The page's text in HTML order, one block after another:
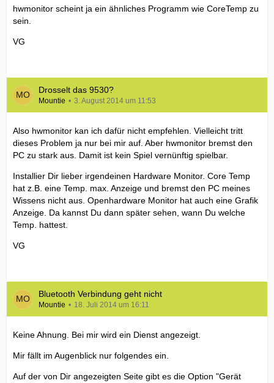
hwmonitor scheint ja ein ähnliches Programm wie CoreTemp zu
sein.
VG
Drosselt das 9530?
Mountie 3. August 2014 um 11:53
Also hwmonitor kan ich dafür nicht empfehlen. Vielleicht tritt
dieses Problem ja nur bei mir auf. Aber hwmonitor bremst den
PC zu stark aus. Damit ist kein Spiel vernünftig spielbar.
Installier Dir lieber irgendeinen Hardware Monitor. Core Temp
hat z.B. eine Temp. max. Anzeige und bremst den PC meines
Wissens nicht aus. Openhardware Monitor hat auch eine Grafik
Anzeige. Da kannst Du dann später sehen, wann Du welche
Temp. hattest.
VG
Bluetooth Verbindung geht nicht
Mountie 18. Juli 2014 um 16:11
Keine Ahnung. Bei mir wird ein Dienst angezeigt.
Mir fällt im Augenblick nur folgendes ein.
Auf der von Dir angezeigten Seite gibt es die Option "Gerät